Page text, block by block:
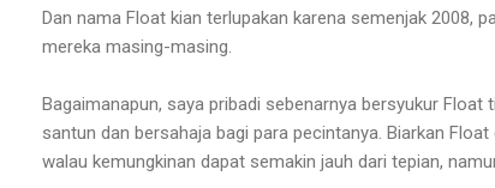
Dan nama Float kian terlupakan karena semenjak 2008,
mereka masing-masing.
Bagaimanapun, saya pribadi sebenarnya bersyukur
santun dan bersahaja bagi para pecintanya. Biarkan
walau kemungkinan dapat semakin jauh dari tepian,